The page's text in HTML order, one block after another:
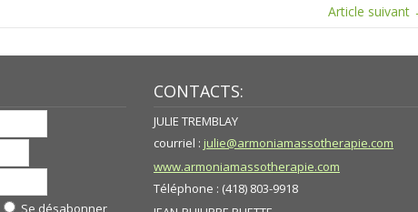
Article suivant
Se désabonner
CONTACTS:
JULIE TREMBLAY
courriel : julie@armoniamassotherapie.com
www.armoniamassotherapie.com
Téléphone : (418) 803-9918